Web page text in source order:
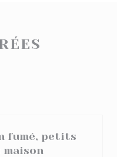
fumé, petits
maison